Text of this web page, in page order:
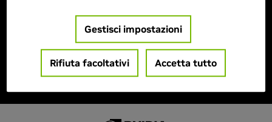
Similar Products
Failed to load similar products. Please try again
later.
Gestisci impostazioni
Rifiuta facoltativi Accetta tutto